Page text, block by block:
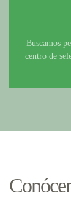
Buscamos
centro de